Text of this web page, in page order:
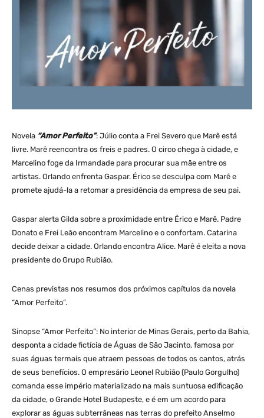
Novela “Amor Perfeito”: Júlio conta a Frei Severo que Marê está
livre. Marê reencontra os freis e padres. O circo chega à cidade, e
Marcelino foge da Irmandade para procurar sua mãe entre os
artistas. Orlando enfrenta Gaspar. Érico se desculpa com Marê e
promete ajudá-la a retomar a presidência da empresa de seu pai.
Gaspar alerta Gilda sobre a proximidade entre Érico e Marê. Padre
Donato e Frei Leão encontram Marcelino e o confortam. Catarina
decide deixar a cidade. Orlando encontra Alice. Marê é eleita a nova
presidente do Grupo Rubião.
Cenas previstas nos resumos dos próximos capítulos da novela
“Amor Perfeito”.
Sinopse “Amor Perfeito”: No interior de Minas Gerais, perto da Bahia,
desponta a cidade fictícia de Águas de São Jacinto, famosa por
suas águas termais que atraem pessoas de todos os cantos, atrás
de seus benefícios. O empresário Leonel Rubião (Paulo Gorgulho)
comanda esse império materializado na mais suntuosa edificação
da cidade, o Grande Hotel Budapeste, e é em um acordo para
explorar as águas subterrâneas nas terras do prefeito Anselmo